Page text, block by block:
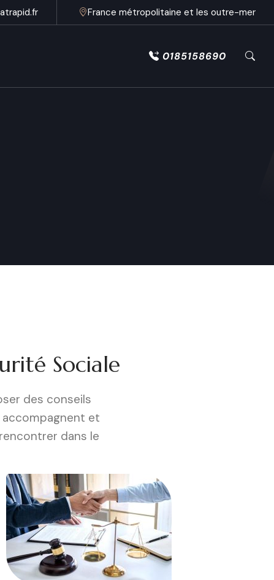
France métropolitaine et les outre-mer
0185158690
Sociale
des conseils
et
dans le